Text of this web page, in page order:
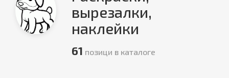
вырезалки,
наклейки
61 позици в каталоге